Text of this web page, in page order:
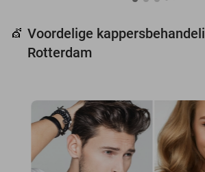
💇 Voordelige
Rotterdam